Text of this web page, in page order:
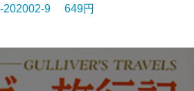
202002-9 649円